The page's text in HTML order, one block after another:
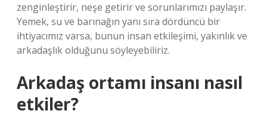
zenginleştirir, neşe getirir ve sorunlarımızı paylaşır.
Yemek, su ve barınağın yanı sıra dördüncü bir
ihtiyacımız varsa, bunun insan etkileşimi, yakınlık ve
arkadaşlık olduğunu söyleyebiliriz.
Arkadaş ortamı insanı nasıl
etkiler?